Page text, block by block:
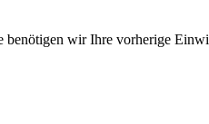
benötigen wir Ihre vorherige